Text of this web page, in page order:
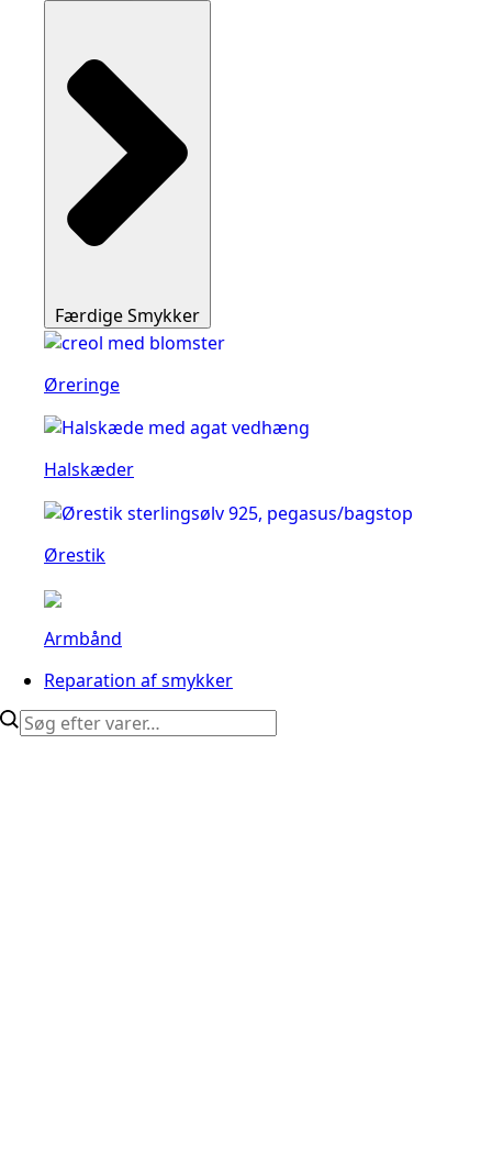
Færdige Smykker
Øreringe
Halskæder
Ørestik
Armbånd
Reparation af smykker